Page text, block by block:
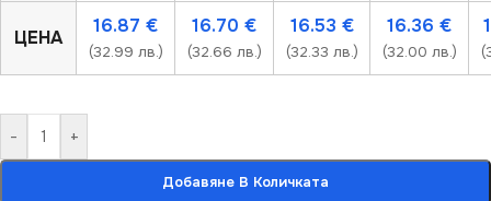
ЦЕНА
16.87 €
(32.99 лв.)
16.70 €
(32.66 лв.)
16.53 €
(32.33 лв.)
16.36 €
(32.00 лв.)
- +
Добавяне В Количката